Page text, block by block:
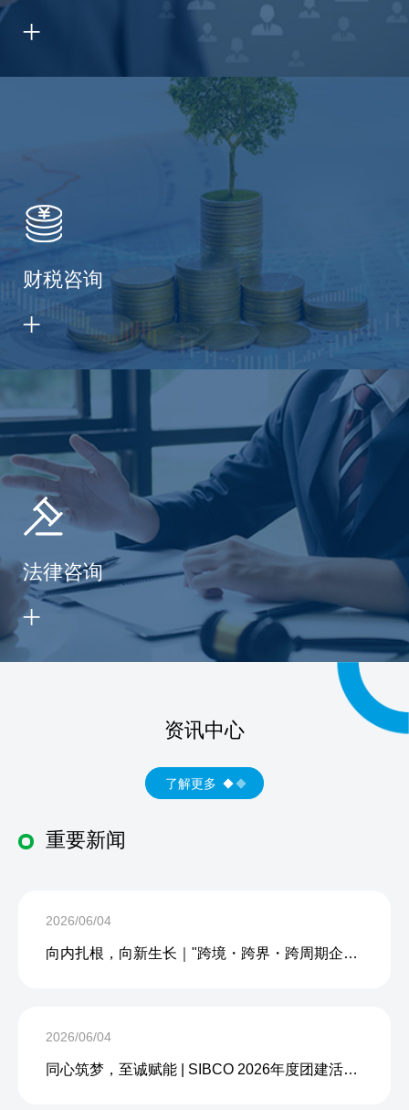
财税咨询
法律咨询
资讯中心
了解更多
重要新闻
2026/06/04
向内扎根，向新生长｜"跨境・跨界・跨周期企业内生力沙龙"成功举办
2026/06/04
同心筑梦，至诚赋能 | SIBCO 2026年度团建活动圆满收官